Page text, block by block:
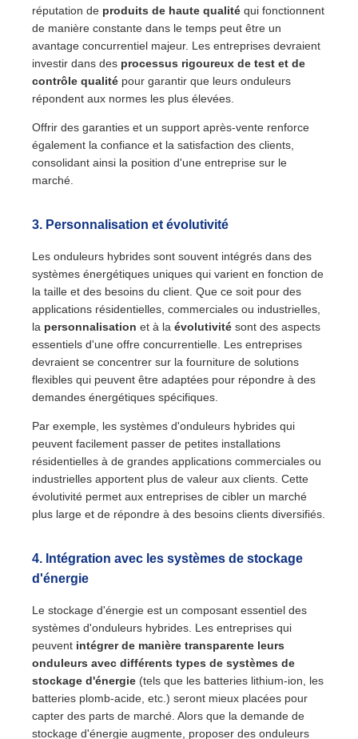
réputation de produits de haute qualité qui fonctionnent
de manière constante dans le temps peut être un
avantage concurrentiel majeur. Les entreprises devraient
investir dans des processus rigoureux de test et de
contrôle qualité pour garantir que leurs onduleurs
répondent aux normes les plus élevées.
Offrir des garanties et un support après-vente renforce
également la confiance et la satisfaction des clients,
consolidant ainsi la position d'une entreprise sur le
marché.
3. Personnalisation et évolutivité
Les onduleurs hybrides sont souvent intégrés dans des
systèmes énergétiques uniques qui varient en fonction de
la taille et des besoins du client. Que ce soit pour des
applications résidentielles, commerciales ou industrielles,
la personnalisation et à la évolutivité sont des aspects
essentiels d'une offre concurrentielle. Les entreprises
devraient se concentrer sur la fourniture de solutions
flexibles qui peuvent être adaptées pour répondre à des
demandes énergétiques spécifiques.
Par exemple, les systèmes d'onduleurs hybrides qui
peuvent facilement passer de petites installations
résidentielles à de grandes applications commerciales ou
industrielles apportent plus de valeur aux clients. Cette
évolutivité permet aux entreprises de cibler un marché
plus large et de répondre à des besoins clients diversifiés.
4. Intégration avec les systèmes de stockage
d'énergie
Le stockage d'énergie est un composant essentiel des
systèmes d'onduleurs hybrides. Les entreprises qui
peuvent intégrer de manière transparente leurs
onduleurs avec différents types de systèmes de
stockage d'énergie (tels que les batteries lithium-ion, les
batteries plomb-acide, etc.) seront mieux placées pour
capter des parts de marché. Alors que la demande de
stockage d'énergie augmente, proposer des onduleurs